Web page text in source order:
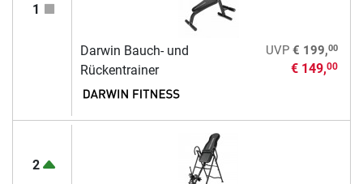
1
Darwin Bauch- und
Rückentrainer
UVP € 199,00
€ 149,00
2